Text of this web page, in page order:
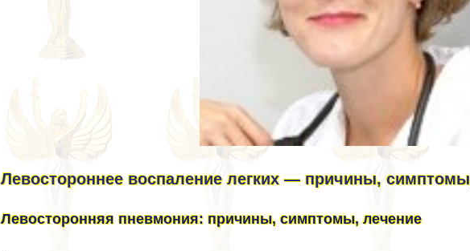
Левостороннее воспаление легких — причины,
Левосторонняя пневмония: причины, симптомы, лечение